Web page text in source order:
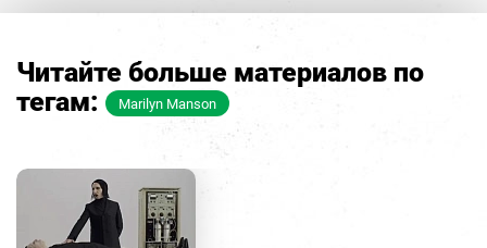
Читайте больше материалов по
тегам:
Marilyn Manson